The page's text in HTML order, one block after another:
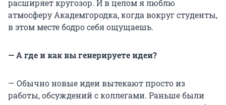
расширяет кругозор. И в целом я люблю
атмосферу Академгородка, когда вокруг студенты,
в этом месте бодро себя ощущаешь.
— А где и как вы генерируете идеи?
— Обычно новые идеи вытекают просто из
работы, обсуждений с коллегами. Раньше были